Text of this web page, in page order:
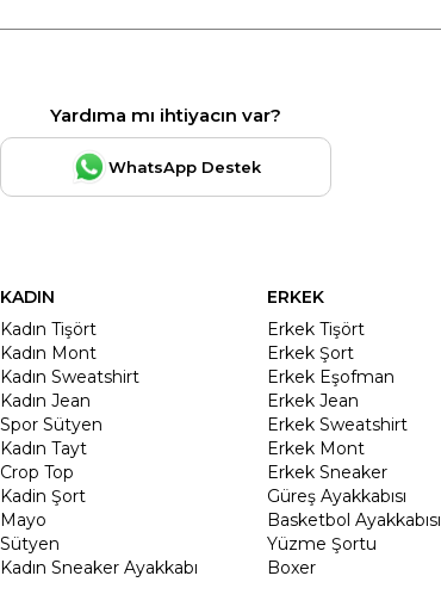
Yardıma mı ihtiyacın var?
WhatsApp Destek
KADIN
Kadın Tişört
Kadın Mont
Kadın Sweatshirt
Kadın Jean
Spor Sütyen
Kadın Tayt
Crop Top
Kadin Şort
Mayo
Sütyen
Kadın Sneaker Ayakkabı
ERKEK
Erkek Tişört
Erkek Şort
Erkek Eşofman
Erkek Jean
Erkek Sweatshirt
Erkek Mont
Erkek Sneaker
Güreş Ayakkabısı
Basketbol Ayakkabısı
Yüzme Şortu
Boxer